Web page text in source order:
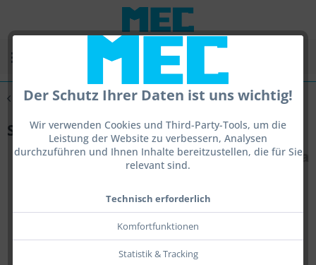
Der Schutz Ihrer Daten ist uns wichtig!
Wir verwenden Cookies und Third-Party-Tools, um die
Leistung der Website zu verbessern, Analysen
durchzuführen und Ihnen Inhalte bereitzustellen, die für Sie
relevant sind.
Technisch erforderlich
Komfortfunktionen
Statistik & Tracking
Übersicht Sight 1,8
Sight 1,8 Indoor